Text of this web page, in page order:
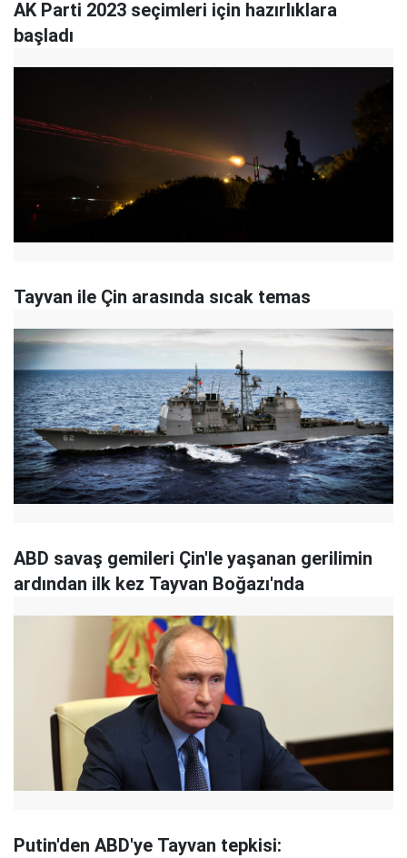
AK Parti 2023 seçimleri için hazırlıklara
başladı
Tayvan ile Çin arasında sıcak temas
ABD savaş gemileri Çin'le yaşanan gerilimin
ardından ilk kez Tayvan Boğazı'nda
Putin'den ABD'ye Tayvan tepkisi: